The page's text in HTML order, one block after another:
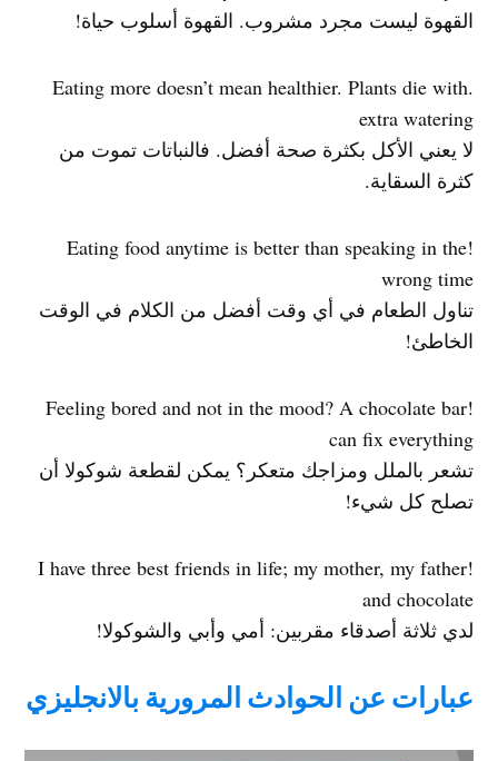
القهوة ليست مجرد مشروب. القهوة أسلوب حياة!
.Eating more doesn’t mean healthier. Plants die with
extra watering
لا يعني الأكل بكثرة صحة أفضل. فالنباتات تموت من
كثرة السقاية.
!Eating food anytime is better than speaking in the
wrong time
تناول الطعام في أي وقت أفضل من الكلام في الوقت
الخاطئ!
!Feeling bored and not in the mood? A chocolate bar
can fix everything
تشعر بالملل ومزاجك متعكر؟ يمكن لقطعة شوكولا أن
تصلح كل شيء!
!I have three best friends in life; my mother, my father
and chocolate
لدي ثلاثة أصدقاء مقربين: أمي وأبي والشوكولا!
عبارات عن الحوادث المرورية بالانجليزي